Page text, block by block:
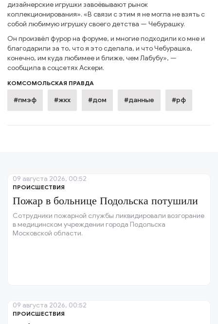
дизайнерские игрушки завоёвывают рынок
коллекционирования». «В связи с этим я не могла не взять с
собой любимую игрушку своего детства — Чебурашку.
Он произвёл фурор на форуме, и многие подходили ко мне и
благодарили за то, что я это сделала, и что Чебурашка,
конечно, им куда любимее и ближе, чем Лабубу», —
сообщила в соцсетях Аскери.
КОМСОМОЛЬСКАЯ ПРАВДА
#пмэф #жкх #дом #данные #рф
ПРОИСШЕСТВИЯ
Пожар в больнице Подольска потушили
Сотрудники пожарной службы ликвидировали возгорание
в медицинском учреждении города Подольска
Московской области.
09 августа 2026, 00:52
ПРОИСШЕСТВИЯ
09 августа 2026, 00:52